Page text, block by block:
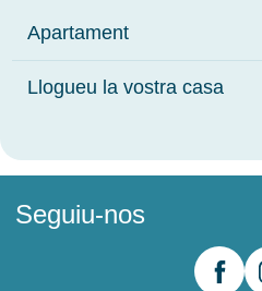
Apartament
Llogueu la vostra casa
Seguiu-nos